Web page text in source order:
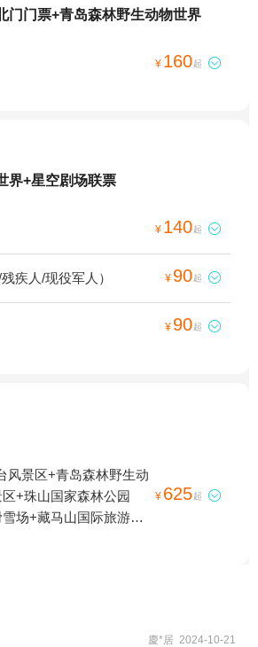
门门票+青岛森林野生动物世界
¥ 160起 
界+星空剧场联票
¥ 140起 
疾人/现役军人） ¥ 90起 
¥ 90起 
风景区+青岛森林野生动
+珠山国家森林公园
场+藏马山国际旅游度
¥ 625起 
慶*居 2024-10-21